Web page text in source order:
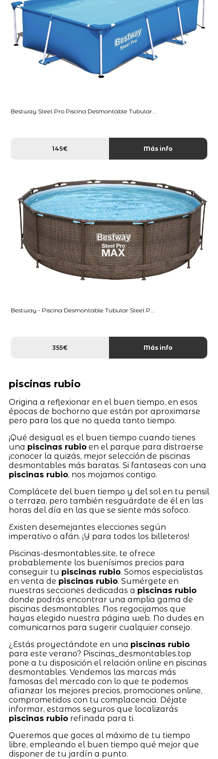
Bestway Steel Pro Piscina Desmontable Tubular...
145€ Más info
Bestway - Piscina Desmontable Tubular Steel P...
355€ Más info
piscinas rubio
Origina a reflexionar en el buen tiempo, en esos
épocas de bochorno que están por aproximarse
pero para los que no queda tanto tiempo.
¡Qué desigual es el buen tiempo cuando tienes
una piscinas rubioen el parque para distraerse
¡conocer la quizás, mejor selección de piscinas
desmontables más baratas. Si fantaseas con una
piscinas rubio, nos mojamos contigo.
Complácete del buen tiempo y del sol en tu pensil
o terraza, pero también resguárdate de él en las
horas del día en las que se siente más sofoco.
Existen desemejantes elecciones según
imperativo o afán. ¡Y para todos los billeteros!
Piscinas-desmontables.site, te ofrece
probablemente los buenísimos precios para
conseguir tu piscinas rubio. Somos especialistas
en venta de piscinas rubio. Sumérgete en
nuestras secciones dedicadas a piscinas rubio
donde podrás encontrar una amplia gama de
piscinas desmontables. Nos regocijamos que
hayas elegido nuestra página web. No dudes en
comunicarnos para sugerir cualquier consejo.
¿Estás proyectándote en una piscinas rubio
para este verano? Piscinas_desmontables.top
pone a tu disposición el relación online en piscinas
desmontables. Vendemos las marcas más
famosas del mercado con lo que te podemos
afianzar los mejores precios, promociones online,
comprometidos con tu complacencia. Déjate
informar, estamos seguros que localizarás
piscinas rubiorefinada para ti.
Queremos que goces al máximo de tu tiempo
libre, empleando el buen tiempo qué mejor que
disponer de tu jardín a punto.